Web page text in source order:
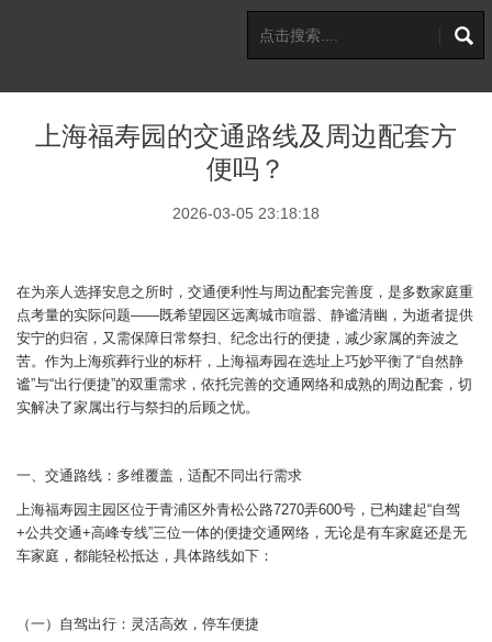
上海福寿园的交通路线及周边配套方
便吗？
2026-03-05 23:18:18
在为亲人选择安息之所时，交通便利性与周边配套完善度，是多数家庭重
点考量的实际问题——既希望园区远离城市喧嚣、静谧清幽，为逝者提供
安宁的归宿，又需保障日常祭扫、纪念出行的便捷，减少家属的奔波之
苦。作为上海殡葬行业的标杆，上海福寿园在选址上巧妙平衡了“自然静
谧”与“出行便捷”的双重需求，依托完善的交通网络和成熟的周边配套，切
实解决了家属出行与祭扫的后顾之忧。
一、交通路线：多维覆盖，适配不同出行需求
上海福寿园主园区位于青浦区外青松公路7270弄600号，已构建起“自驾
+公共交通+高峰专线”三位一体的便捷交通网络，无论是有车家庭还是无
车家庭，都能轻松抵达，具体路线如下：
（一）自驾出行：灵活高效，停车便捷